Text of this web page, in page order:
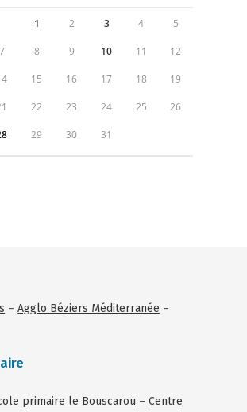
1 2 3 4 5
7 8 9 10 11 12
15 16 17 18 19
22 23 24 25 26
29 30 31
–Agglo Béziers Méditerranée –
primaire le Bouscarou –Centre